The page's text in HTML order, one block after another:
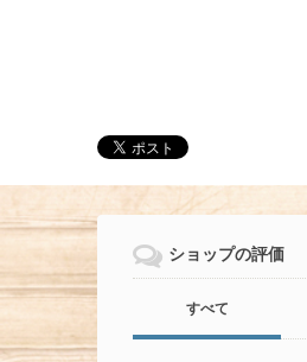
ショップの評価
すべて